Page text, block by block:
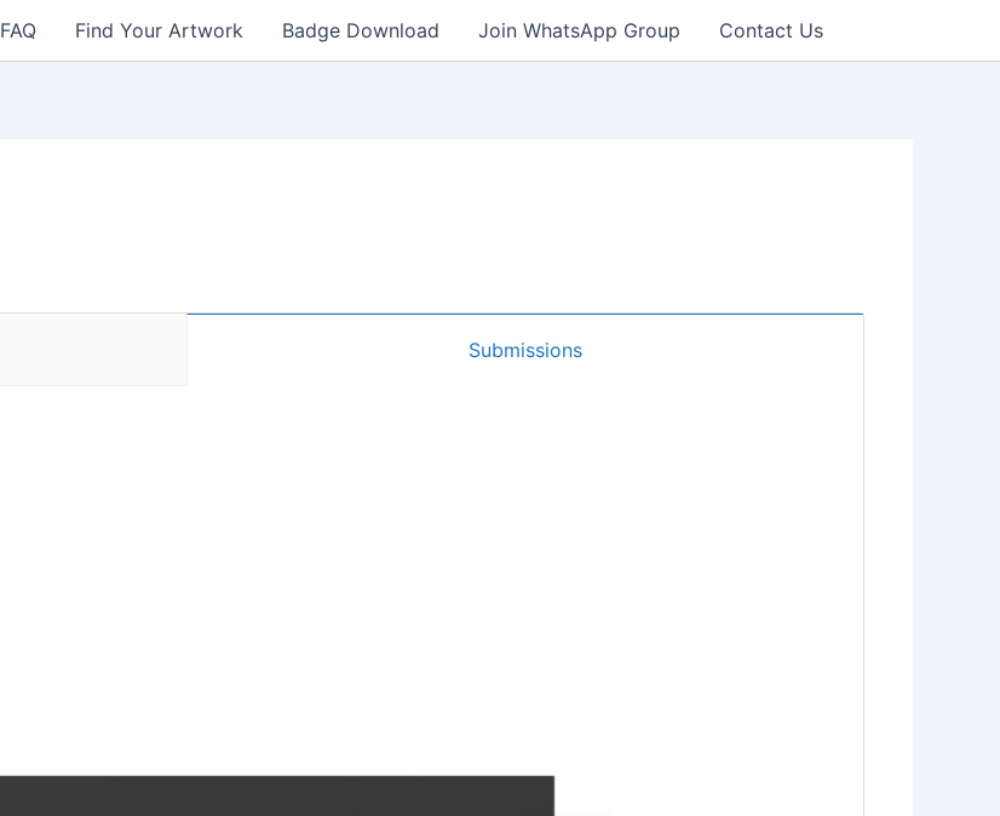
FAQ Find Your Artwork Badge Download Join WhatsApp Group Contact Us
Submissions